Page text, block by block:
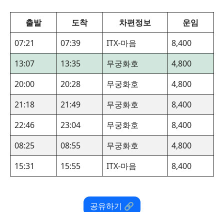
출발 도착 차편정보
운임
07:21
07:39 ITX-마음
8,400
13:07
13:35 무궁화호
4,800
20:00
20:28 무궁화호
4,800
21:18
21:49 무궁화호
8,400
22:46
23:04 무궁화호
8,400
08:25
08:55 무궁화호
4,800
15:31
15:55 ITX-마음 8,400
공유하기 🔗